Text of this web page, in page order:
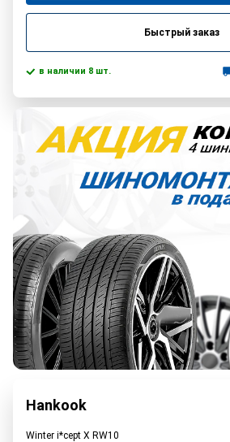
Быстрый заказ
в наличии 8 шт.
Hankook
Winter i*cept X RW10